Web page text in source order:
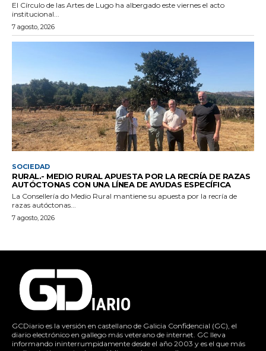
El Círculo de las Artes de Lugo ha albergado este viernes el acto
institucional...
7 agosto, 2026
SOCIEDAD
RURAL.- MEDIO RURAL APUESTA POR LA RECRÍA DE RAZAS
AUTÓCTONAS CON UNA LÍNEA DE AYUDAS ESPECÍFICA
La Consellería do Medio Rural mantiene su apuesta por la recría de
razas autóctonas...
7 agosto, 2026
GCDiario es la versión en castellano de Galicia Confidencial (GC), el
diario electrónico en gallego más veterano de internet. GC lleva
informando ininterrumpidamente desde el año 2003 y es el que más